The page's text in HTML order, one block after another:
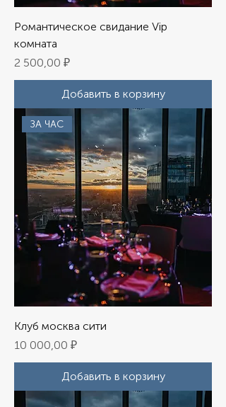
Романтическое свидание Vip
комната
Цена
2 500,00 ₽
Добавить в корзину
ЗА ЧАС
Клуб москва сити
Цена
10 000,00 ₽
Добавить в корзину